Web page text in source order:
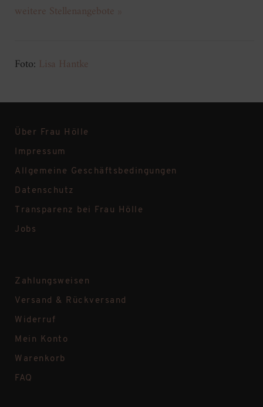
weitere Stellenangebote »
Foto: Lisa Hantke
Über Frau Hölle
Impressum
Allgemeine Geschäftsbedingungen
Datenschutz
Transparenz bei Frau Hölle
Jobs
Zahlungsweisen
Versand & Rückversand
Widerruf
Mein Konto
Warenkorb
FAQ